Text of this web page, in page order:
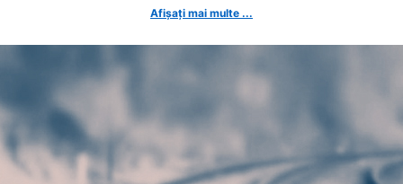
Afișați mai multe ...